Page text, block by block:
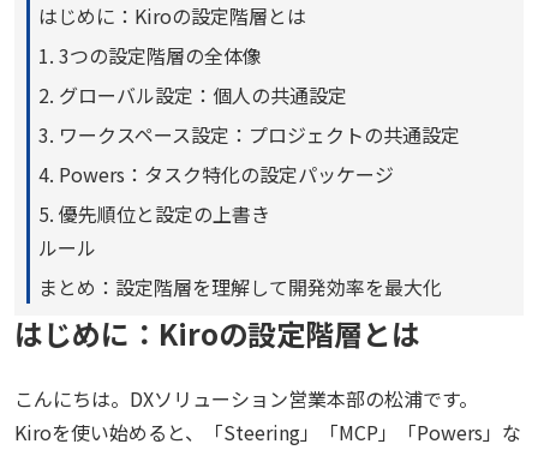
はじめに：Kiroの設定階層とは
1. 3つの設定階層の全体像
2. グローバル設定：個人の共通設定
3. ワークスペース設定：プロジェクトの共通設定
4. Powers：タスク特化の設定パッケージ
5. 優先順位と設定の上書き
ルール
まとめ：設定階層を理解して開発効率を最大化
はじめに：Kiroの設定階層とは
こんにちは。DXソリューション営業本部の松浦です。
Kiroを使い始めると、「Steering」「MCP」「Powers」な